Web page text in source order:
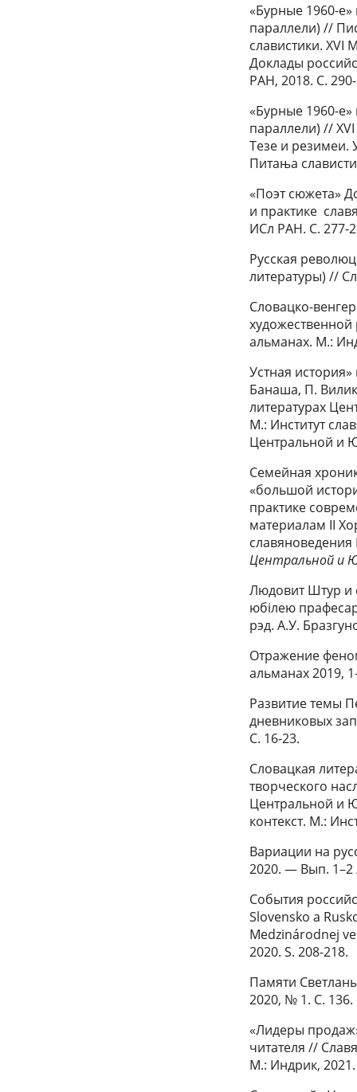
«Бурные 1960-
параллели) //
славистики. XVI
Доклады
РАН, 2018. С.
«Бурные 1960-
параллели) //
Тезе и резимеи.
Питања
«Поэт сюжета»
и практике
ИСл РАН. С. 277-
Русская
литературы) //
Словацко-
альманах. М.:
Устная
Банаша, П.
литературах
М.: Институт
Центральной и
Семейная
«большой
практике
материалам II
Центральной и
Людовит Штур и
юбілею
рэд. А.У.
Отражение
альманах 2019,
Развитие темы
дневниковых
С. 16-23.
Словацкая
творческого
Центральной и
контекст. М.:
Вариации на
2020. — Вып. 1–2
События
Slovensko a
Medzinárodnej
2020. S. 208-218.
Памяти
2020, № 1. С. 136.
«Лидеры
читателя //
М.: Индрик,